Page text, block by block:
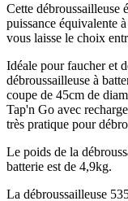
Cette débroussailleuse
puissance équivalente
vous laisse le choix
Idéale pour faucher et
débroussailleuse à
coupe de 45cm de
Tap'n Go avec
très pratique pour
Le poids de la
batterie est de 4,9kg.
La débroussailleuse